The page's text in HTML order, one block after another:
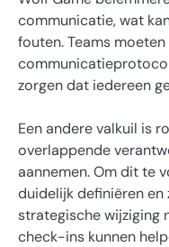
communicatie, wat
fouten. Teams
zorgen dat iedereen
Een andere valkuil is
overlappende
aannemen. Om dit te
duidelijk definiëren en
strategische wijziging
check-ins kunnen